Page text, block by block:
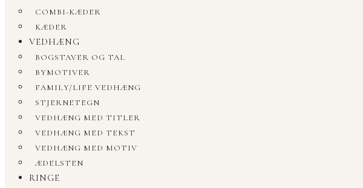
COMBI-KÆDER
KÆDER
VEDHÆNG
BOGSTAVER OG TAL
BYMOTIVER
FAMILY/LIFE VEDHÆNG
STJERNETEGN
VEDHÆNG MED TITLER
VEDHÆNG MED TEKST
VEDHÆNG MED MOTIV
ÆDELSTEN
RINGE